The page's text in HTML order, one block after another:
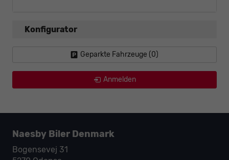
Konfigurator
Geparkte Fahrzeuge (0)
Anmelden
Naesby Biler Denmark
Bogensevej 31